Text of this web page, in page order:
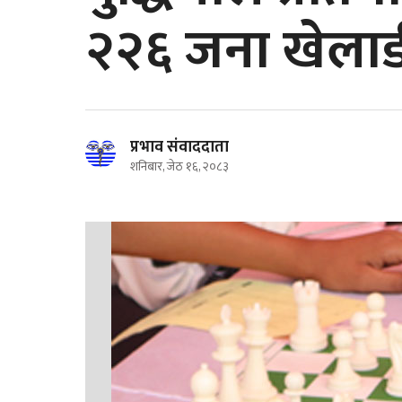
२२६ जना
प्रभाव संवाददाता
शनिबार, जेठ १६, २०८३